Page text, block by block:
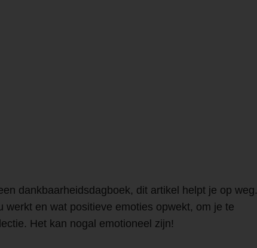
dankbaarheidsdagboek, dit artikel helpt je op weg.
en wat positieve emoties opwekt, om je te
Het kan nogal emotioneel zijn!